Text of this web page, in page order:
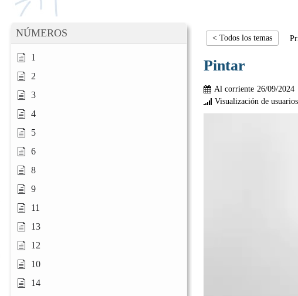
NÚMEROS
1
2
3
4
5
6
8
9
11
13
12
10
14
< Todos los temas
Pintar
Al corriente 26/09/2024
Visualización de usuarios